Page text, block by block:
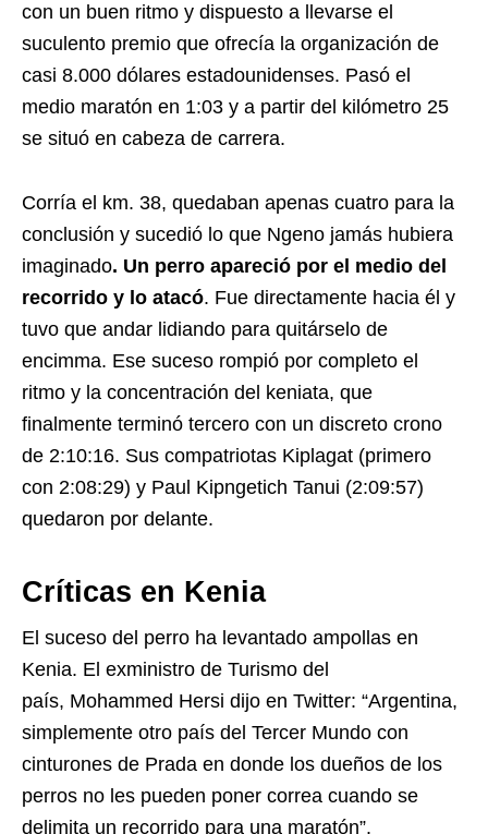
con un buen ritmo y dispuesto a llevarse el
suculento premio que ofrecía la organización de
casi 8.000 dólares estadounidenses. Pasó el
medio maratón en 1:03 y a partir del kilómetro 25
se situó en cabeza de carrera.
Corría el km. 38, quedaban apenas cuatro para la
conclusión y sucedió lo que Ngeno jamás hubiera
imaginado. Un perro apareció por el medio del
recorrido y lo atacó. Fue directamente hacia él y
tuvo que andar lidiando para quitárselo de
encimma. Ese suceso rompió por completo el
ritmo y la concentración del keniata, que
finalmente terminó tercero con un discreto crono
de 2:10:16. Sus compatriotas Kiplagat (primero
con 2:08:29) y Paul Kipngetich Tanui (2:09:57)
quedaron por delante.
Críticas en Kenia
El suceso del perro ha levantado ampollas en
Kenia. El exministro de Turismo del
país, Mohammed Hersi dijo en Twitter: “Argentina,
simplemente otro país del Tercer Mundo con
cinturones de Prada en donde los dueños de los
perros no les pueden poner correa cuando se
delimita un recorrido para una maratón”.